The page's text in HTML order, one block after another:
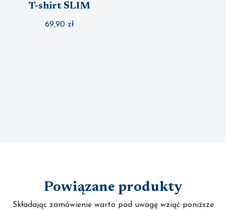
T-shirt SLIM
69,90 zł
Powiązane produkty
Składając zamówienie warto pod uwagę wziąć poniższe